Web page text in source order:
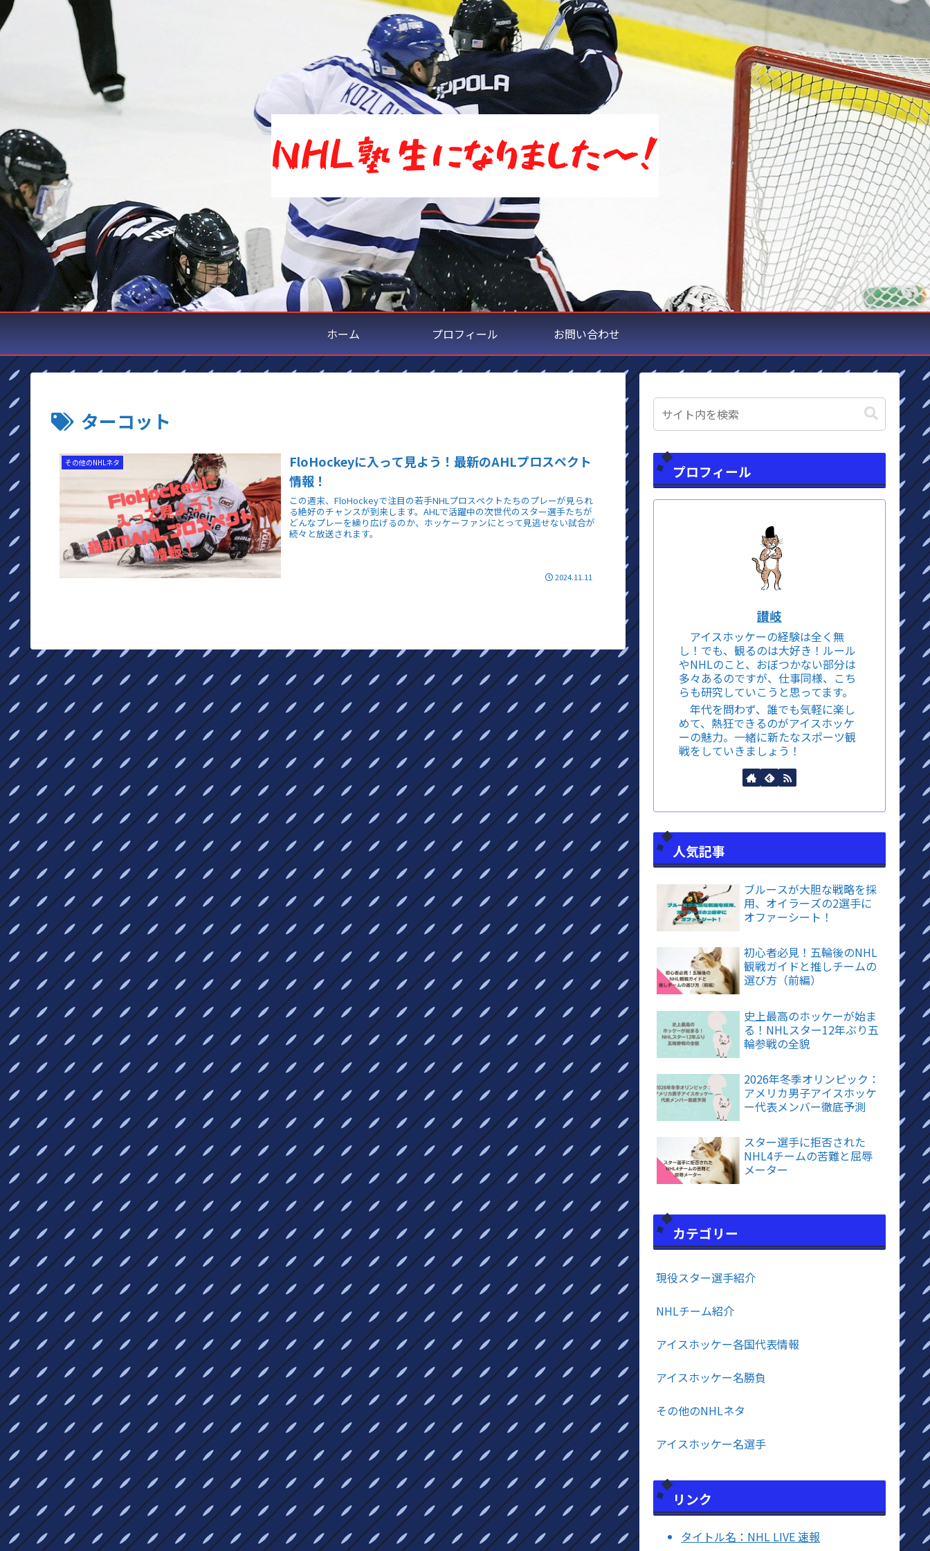
ホーム プロフィール お問い合わせ
ターコット
その他のNHLネタ
FloHockeyに入って見よう！最新のAHLプロスペクト
情報！
この週末、FloHockeyで注目の若手NHLプロスペクトたちのプレーが見られ
る絶好のチャンスが到来します。AHLで活躍中の次世代のスター選手たちが
どんなプレーを繰り広げるのか、ホッケーファンにとって見逃せない試合が
続々と放送されます。
2024.11.11
プロフィール
讃岐
アイスホッケーの経験は全く無
し！でも、観るのは大好き！ルール
やNHLのこと、おぼつかない部分は
多々あるのですが、仕事同様、こち
らも研究していこうと思ってます。
年代を問わず、誰でも気軽に楽し
めて、熱狂できるのがアイスホッケ
ーの魅力。一緒に新たなスポーツ観
戦をしていきましょう！
人気記事
ブルースが大胆な戦略を採
用、オイラーズの2選手に
オファーシート！
初心者必見！五輪後のNHL
観戦ガイドと推しチームの
選び方（前編）
史上最高のホッケーが始ま
る！NHLスター12年ぶり五
輪参戦の全貌
2026年冬季オリンピック：
アメリカ男子アイスホッケ
ー代表メンバー徹底予測
スター選手に拒否された
NHL4チームの苦難と屈辱
メーター
カテゴリー
現役スター選手紹介
NHLチーム紹介
アイスホッケー各国代表情報
アイスホッケー名勝負
その他のNHLネタ
アイスホッケー名選手
リンク
タイトル名：NHL LIVE 速報